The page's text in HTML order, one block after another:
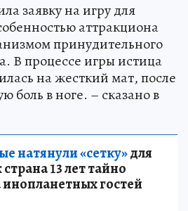
заявку на игру для
аттракциона
принудительного
В процессе игры истица
на жесткий мат, после
боль в ноге. – сказано в
натянули «сетку»для
13 лет тайно
инопланетных гостей